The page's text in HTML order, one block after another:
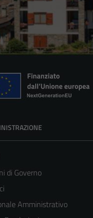
di Governo
Amministrativo